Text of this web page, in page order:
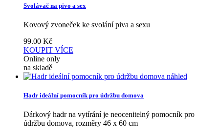
Svolávač na pivo a sex
Kovový zvoneček ke svolání piva a sexu
99.00 Kč
KOUPIT VÍCE
Online only
na skladě
náhled
Hadr ideální pomocník pro údržbu domova
Dárkový hadr na vytírání je neocenitelný pomocník pro
údržbu domova, rozměry 46 x 60 cm